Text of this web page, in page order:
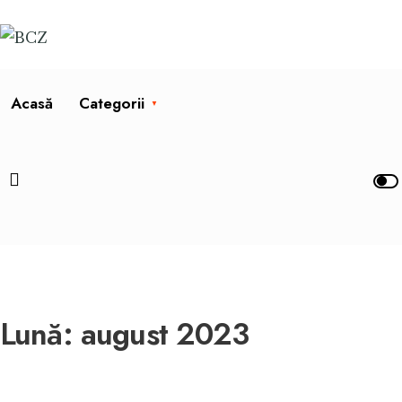
Acasă Categorii
Lună: august 2023